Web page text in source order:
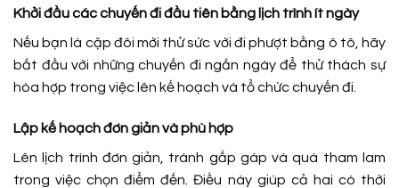
Khởi đầu các chuyến đi đầu tiên bằng lịch trình ít ngày
Nếu bạn là cặp đôi mới thử sức với đi phượt bằng ô tô, hãy
bắt đầu với những chuyến đi ngắn ngày để thử thách sự
hòa hợp trong việc lên kế hoạch và tổ chức chuyến đi.
Lập kế hoạch đơn giản và phù hợp
Lên lịch trình đơn giản, tránh gấp gáp và quá tham lam
trong việc chọn điểm đến. Điều này giúp cả hai có thời